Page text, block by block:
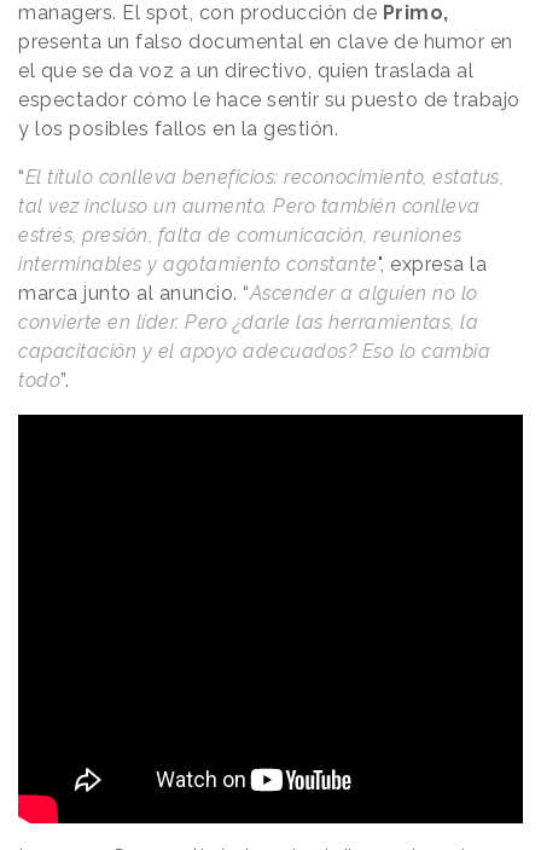
managers. El spot, con producción de Primo,
presenta un falso documental en clave de humor en
el que se da voz a un directivo, quien traslada al
espectador cómo le hace sentir su puesto de trabajo
y los posibles fallos en la gestión.
“El título conlleva beneficios: reconocimiento, estatus,
tal vez incluso un aumento. Pero también conlleva
estrés, presión, falta de comunicación, reuniones
interminables y agotamiento constante", expresa la
marca junto al anuncio. “Ascender a alguien no lo
convierte en líder. Pero ¿darle las herramientas, la
capacitación y el apoyo adecuados? Eso lo cambia
todo”.